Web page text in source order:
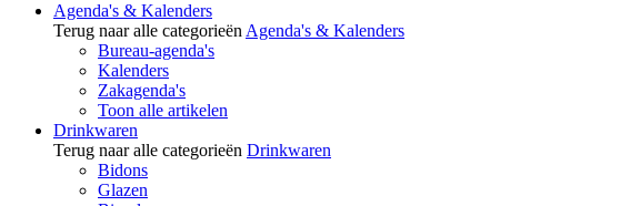
Agenda's & Kalenders
Terug naar alle categorieën Agenda's & Kalenders
Bureau-agenda's
Kalenders
Zakagenda's
Toon alle artikelen
Drinkwaren
Terug naar alle categorieën Drinkwaren
Bidons
Glazen